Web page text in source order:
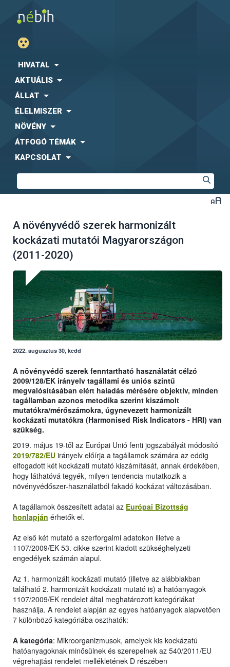
HIVATAL
AKTUÁLIS
ÁLLAT
ÉLELMISZER
NÖVÉNY
ÁTFOGÓ TÉMÁK
KAPCSOLAT
A növényvédő szerek harmonizált
kockázati mutatói Magyarországon
(2011-2020)
2022. augusztus 30, kedd
A növényvédő szerek fenntartható használatát célzó
2009/128/EK irányelv tagállami és uniós szintű
megvalósításában elért haladás mérésére objektív, minden
tagállamban azonos metodika szerint kiszámolt
mutatókra/mérőszámokra, úgynevezett harmonizált
kockázati mutatókra (Harmonised Risk Indicators - HRI) van
szükség.
2019. május 19-től az Európai Unió fenti jogszabályát módosító
2019/782/EU irányelv előírja a tagállamok számára az eddig
elfogadott két kockázati mutató kiszámítását, annak érdekében,
hogy láthatóvá tegyék, milyen tendencia mutatkozik a
növényvédőszer-használatból fakadó kockázat változásában.
A tagállamok összesített adatai az Európai Bizottság
honlapján érhetők el.
Az első két mutató a szerforgalmi adatokon illetve a
1107/2009/EK 53. cikke szerint kiadott szükséghelyzeti
engedélyek számán alapul.
Az 1. harmonizált kockázati mutató (illetve az alábbiakban
található 2. harmonizált kockázati mutató is) a hatóanyagok
1107/2009/EK rendelet által meghatározott kategóriákat
használja. A rendelet alapján az egyes hatóanyagok alapvetően
7 különböző kategóriába oszthatók:
A kategória: Mikroorganizmusok, amelyek kis kockázatú
hatóanyagoknak minősülnek és szerepelnek az 540/2011/EU
végrehajtási rendelet mellékletének D részében